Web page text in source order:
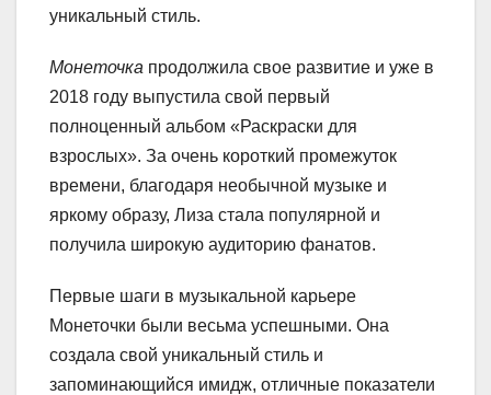
уникальный стиль.
Монеточка продолжила свое развитие и уже в
2018 году выпустила свой первый
полноценный альбом «Раскраски для
взрослых». За очень короткий промежуток
времени, благодаря необычной музыке и
яркому образу, Лиза стала популярной и
получила широкую аудиторию фанатов.
Первые шаги в музыкальной карьере
Монеточки были весьма успешными. Она
создала свой уникальный стиль и
запоминающийся имидж, отличные показатели